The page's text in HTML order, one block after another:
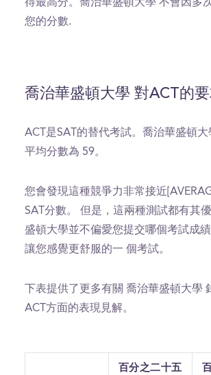
得最高分。喬治華盛頓大學 不會因多
您的分數.
喬治華盛頓大學 對ACT的
ACT是SAT的替代考試。喬治華盛頓
平均分數為 59。
您會發現這種競爭力非常接近
SAT分數。 但是，這兩種測試都有其
盛頓大學並不偏愛您提交哪個考試成
讓您感覺更舒服的一 個考試。
下表提供了更多有關 喬治華盛頓大學
ACT方面的表現見解。
百分之二十五